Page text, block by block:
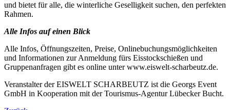
und bietet für alle, die winterliche Geselligkeit suchen, den perfekten
Rahmen.
Alle Infos auf einen Blick
Alle Infos, Öffnungszeiten, Preise, Onlinebuchungsmöglichkeiten
und Informationen zur Anmeldung fürs Eisstockschießen und
Gruppenanfragen gibt es online unter www.eiswelt-scharbeutz.de.
Veranstalter der EISWELT SCHARBEUTZ ist die Georgs Event
GmbH in Kooperation mit der Tourismus-Agentur Lübecker Bucht.